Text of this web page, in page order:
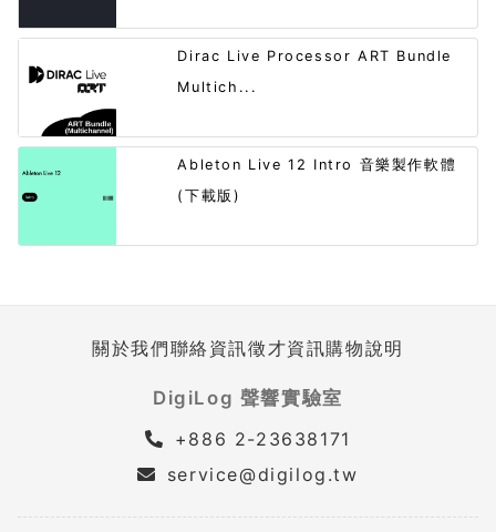
Dirac Live Processor ART Bundle
Multich...
Ableton Live 12 Intro 音樂製作軟體
(下載版)
關於我們聯絡資訊徵才資訊購物說明
DigiLog 聲響實驗室
+886 2-23638171
service@digilog.tw